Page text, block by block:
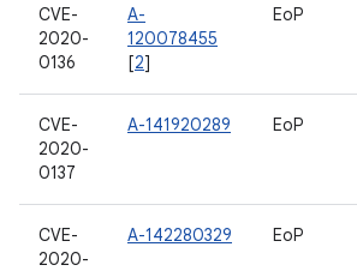
CVE-
2020-
0136
A-
120078455
[2]
EoP
CVE-
2020-
0137
A-141920289 EoP
CVE-
2020-
A-142280329 EoP